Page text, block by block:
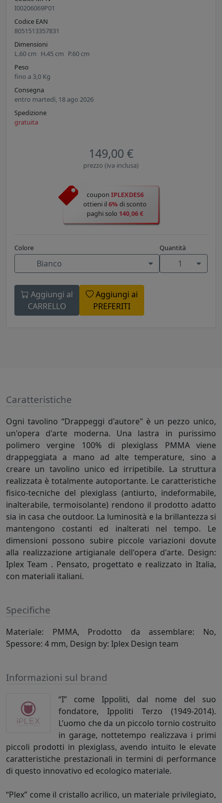
I00206069P01
Codice EAN
8051513357831
Dimensioni
L.60 cm H.45 cm P.60 cm
Peso
fino a 3,0 Kg
Consegna
entro martedì, 18 ago 2026
Spedizione
gratuita
149,00 €
prezzo (iva inclusa)
coupon IPLEXDES6
ottieni il6% di sconto
paghi solo 140,06 €
Colore
Bianco
Quantità
1
Aggiungi al
CARRELLO
Aggiungi ai
PREFERITI
Caratteristiche
Ogni tavolino “Drappeggi d'autore" è un pezzo unico,
un'opera d'arte moderna. Una lastra in purissimo
polimero vergine 100% di plexiglass PMMA viene
drappeggiata a mano ad alte temperature, sino a
creare un tavolino unico ed irripetibile. La struttura
realizzata è totalmente autoportante. Le caratteristiche
fisico-tecniche del plexiglass (antiurto, indeformabile,
inalterabile, termoisolante) rendono il prodotto adatto
sia in casa che outdoor. La luminosità e la brillantezza si
mantengono costanti ed inalterati nel tempo. Le
dimensioni possono subire piccole variazioni dovute
alla realizzazione artigianale dell'opera d'arte. Design:
Iplex Team . Pensato, progettato e realizzato in Italia,
con materiali italiani.
Specifiche
Materiale: PMMA, Prodotto da assemblare: No,
Spessore: 4 mm, Design by: Iplex Design team
Informazioni sul brand
“I” come Ippoliti, dal nome del suo
fondatore, Ippoliti Terzo (1949-2014).
L’uomo che da un piccolo tornio costruito
in garage, nottetempo realizzava i primi
piccoli prodotti in plexiglass, avendo intuito le elevate
caratteristiche prestazionali in termini di performance
di questo innovativo ed ecologico materiale.
“Plex” come il cristallo acrilico, un materiale privilegiato,